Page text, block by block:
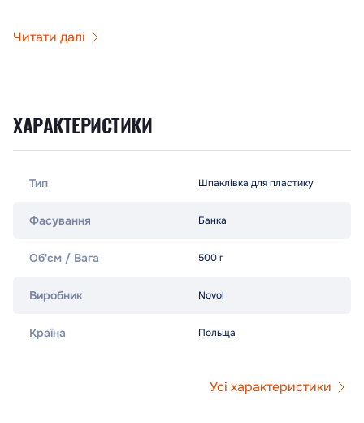
Читати далі
ХАРАКТЕРИСТИКИ
Тип Шпаклівка для пластику
Фасування Банка
Об'єм / Вага 500 г
Виробник Novol
Країна Польща
Усі характеристики